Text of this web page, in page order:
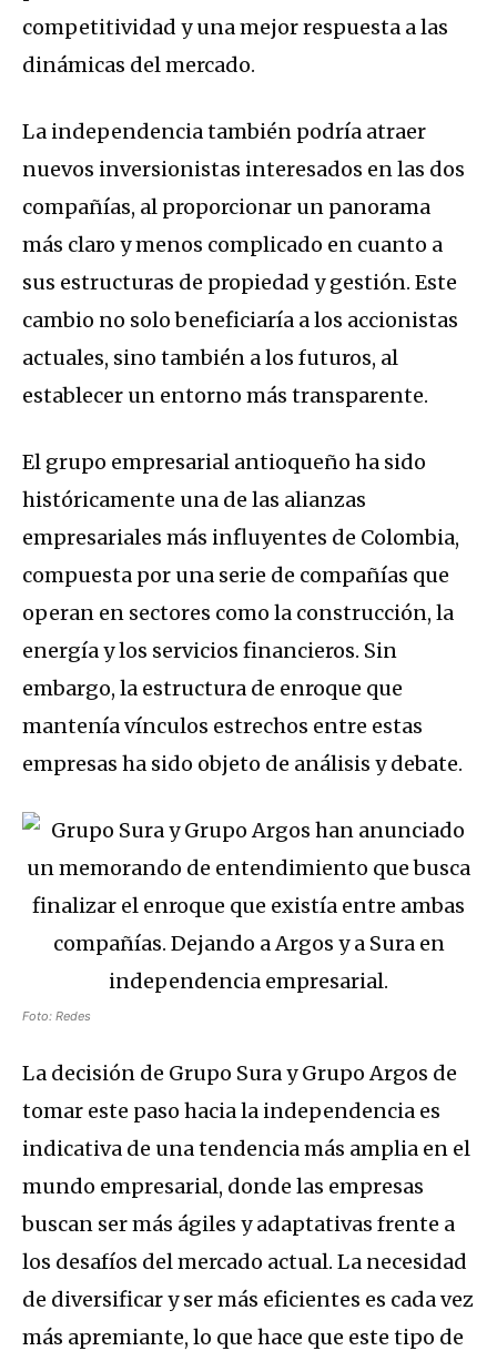
competitividad y una mejor respuesta a las
dinámicas del mercado.
La independencia también podría atraer
nuevos inversionistas interesados en las dos
compañías, al proporcionar un panorama
más claro y menos complicado en cuanto a
sus estructuras de propiedad y gestión. Este
cambio no solo beneficiaría a los accionistas
actuales, sino también a los futuros, al
establecer un entorno más transparente.
El grupo empresarial antioqueño ha sido
históricamente una de las alianzas
empresariales más influyentes de Colombia,
compuesta por una serie de compañías que
operan en sectores como la construcción, la
energía y los servicios financieros. Sin
embargo, la estructura de enroque que
mantenía vínculos estrechos entre estas
empresas ha sido objeto de análisis y debate.
Foto: Redes
La decisión de Grupo Sura y Grupo Argos de
tomar este paso hacia la independencia es
indicativa de una tendencia más amplia en el
mundo empresarial, donde las empresas
buscan ser más ágiles y adaptativas frente a
los desafíos del mercado actual. La necesidad
de diversificar y ser más eficientes es cada vez
más apremiante, lo que hace que este tipo de